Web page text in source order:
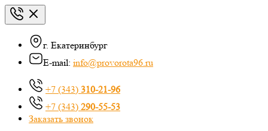
г. Екатеринбург
E-mail: info@provorota96.ru
+7 (343) 310-21-96
+7 (343) 290-55-53
Заказать звонок